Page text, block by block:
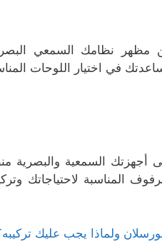
مظهر نظامك السمعي
في اختيار اللوحات
السمعية والبصرية
المناسبة لاحتياجاتك